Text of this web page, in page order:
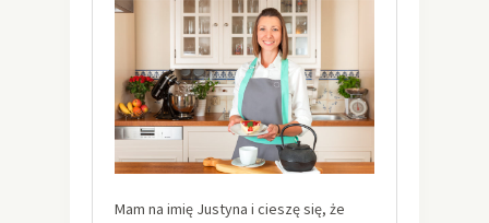
Mam na imię Justyna i cieszę się, że